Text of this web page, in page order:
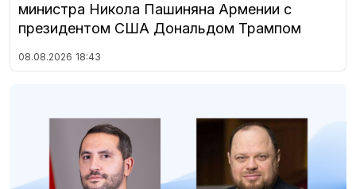
министра Никола Пашиняна Армении с
президентом США Дональдом Трампом
08.08.2026 18:43